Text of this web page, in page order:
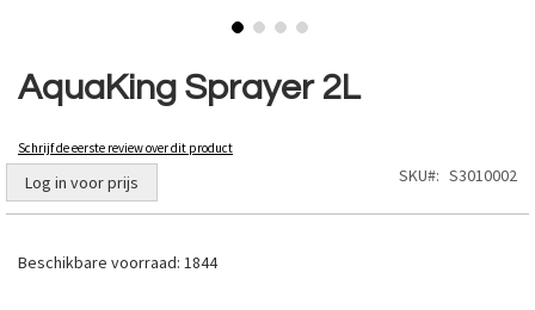
AquaKing Sprayer 2L
Schrijf de eerste review over dit product
Log in voor prijs SKU S3010002
Beschikbare voorraad: 1844
naar
het
van
afbeeldingen-
gallerij